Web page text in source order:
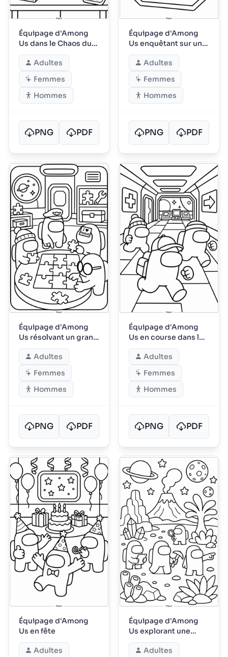
Équipage d'Among
Us dans le Chaos du
Laboratoire
Adultes
Femmes
Hommes
PNG PDF
Équipage d'Among
Us enquêtant sur une
scène de crime
Adultes
Femmes
Hommes
PNG PDF
Équipage d'Among
Us résolvant un grand
puzzle
Adultes
Femmes
Hommes
PNG PDF
Équipage d'Among
Us en course dans les
couloirs
Adultes
Femmes
Hommes
PNG PDF
Équipage d'Among
Us en fête
Adultes
Équipage d'Among
Us explorant une
planète
extraterrestre
Adultes